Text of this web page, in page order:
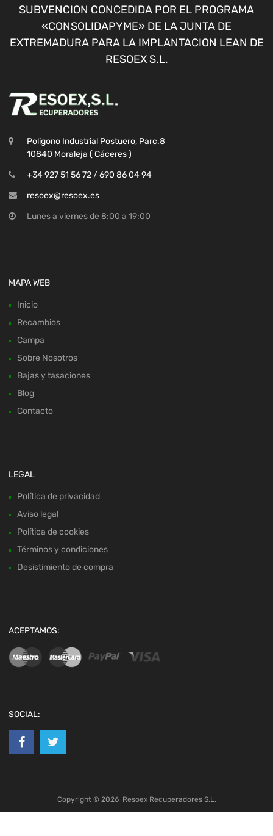
SUBVENCION CONCEDIDA POR EL PROGRAMA
«CONSOLIDAPYME» DE LA JUNTA DE
EXTREMADURA PARA LA IMPLANTACION LEAN DE
RESOEX S.L.
Poligono Industrial Postuero, Parc.8
10840 Moraleja ( Cáceres )
+34 927 51 56 72 / 690 86 04 94
resoex@resoex.es
Lunes a viernes de 8:00 a 19:00
MAPA WEB
Inicio
Recambios
Campa
Sobre Nosotros
Bajas y tasaciones
Blog
Contacto
LEGAL
Política de privacidad
Aviso legal
Política de cookies
Términos y condiciones
Desistimiento de compra
ACEPTAMOS:
SOCIAL:
Copyright © 2026 Resoex Recuperadores S.L.